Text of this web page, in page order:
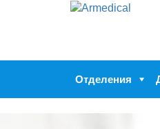
Отделения